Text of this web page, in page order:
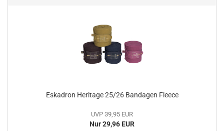
Eskadron Heritage 25/26 Bandagen Fleece
UVP 39,95 EUR
Nur 29,96 EUR